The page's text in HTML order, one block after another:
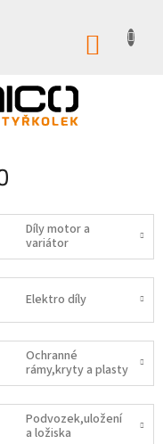
Díly motor a
variátor
Elektro díly
Ochranné
rámy,kryty a plasty
Podvozek,uložení
a ložiska